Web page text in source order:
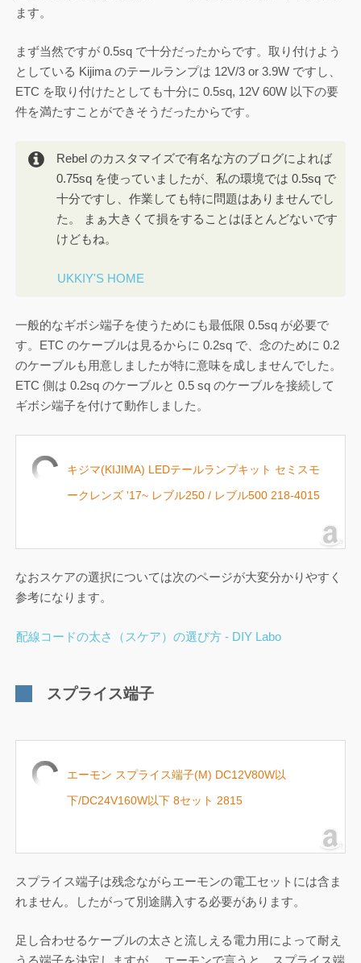
ます。
まず当然ですが 0.5sq で十分だったからです。取り付けよう
としている Kijima のテールランプは 12V/3 or 3.9W ですし、
ETC を取り付けたとしても十分に 0.5sq, 12V 60W 以下の要
件を満たすことができそうだったからです。
Rebel のカスタマイズで有名な方のブログによれば
0.75sq を使っていましたが、私の環境では 0.5sq で
十分ですし、作業しても特に問題はありませんでし
た。 まぁ大きくて損をすることはほとんどないです
けどもね。
UKKIY'S HOME
一般的なギボシ端子を使うためにも最低限 0.5sq が必要で
す。ETC のケーブルは見るからに 0.2sq で、念のために 0.2
のケーブルも用意しましたが特に意味を成しませんでした。
ETC 側は 0.2sq のケーブルと 0.5 sq のケーブルを接続して
ギボシ端子を付けて動作しました。
キジマ(KIJIMA) LEDテールランプキット セミスモ
ークレンズ '17~ レブル250 / レブル500 218-4015
なおスケアの選択については次のページが大変分かりやすく
参考になります。
配線コードの太さ（スケア）の選び方 - DIY Labo
スプライス端子
エーモン スプライス端子(M) DC12V80W以
下/DC24V160W以下 8セット 2815
スプライス端子は残念ながらエーモンの電工セットには含ま
れません。したがって別途購入する必要があります。
足し合わせるケーブルの太さと流しえる電力用によって耐え